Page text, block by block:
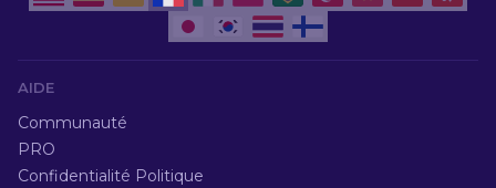
AIDE
Communauté
PRO
Confidentialité Politique